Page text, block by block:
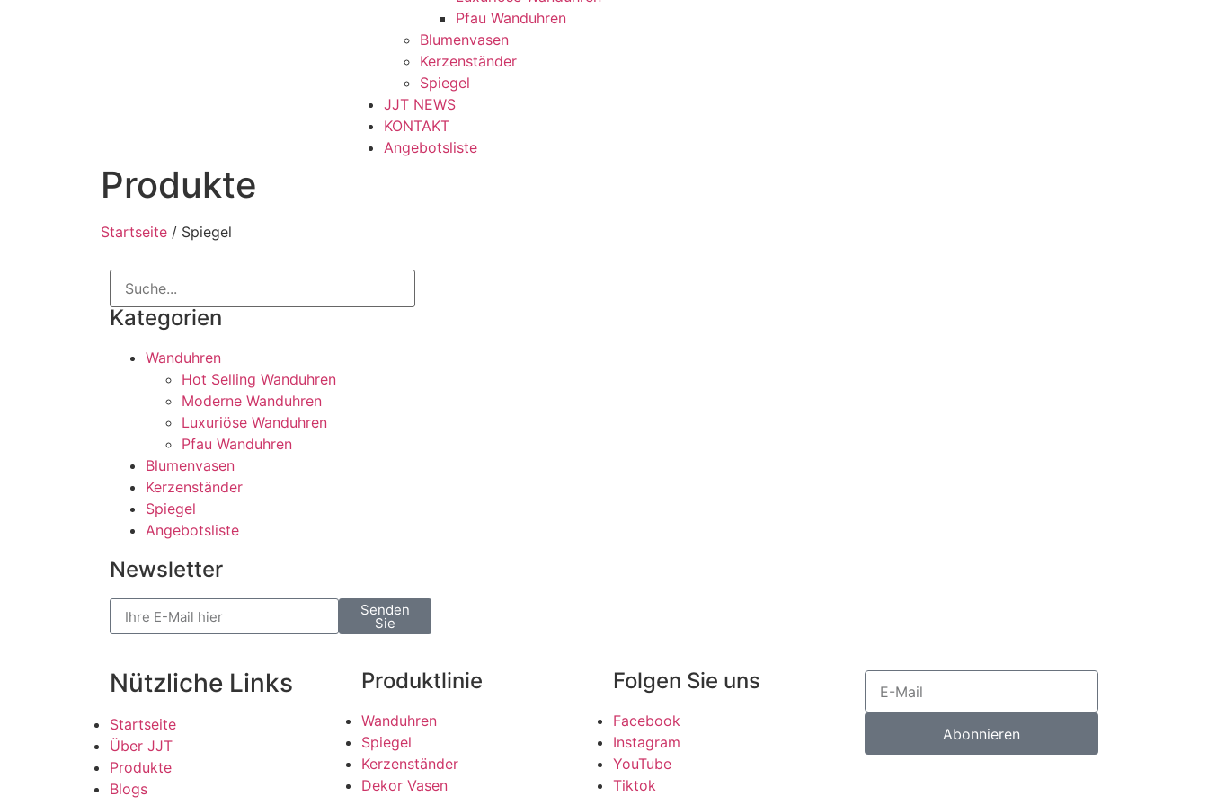
Pfau Wanduhren
Blumenvasen
Kerzenständer
Spiegel
JJT NEWS
KONTAKT
Angebotsliste
Produkte
Startseite / Spiegel
Kategorien
Wanduhren
Hot Selling Wanduhren
Moderne Wanduhren
Luxuriöse Wanduhren
Pfau Wanduhren
Blumenvasen
Kerzenständer
Spiegel
Angebotsliste
Newsletter
Senden
Sie
Nützliche Links
Startseite
Über JJT
Produkte
Blogs
Produktlinie
Wanduhren
Spiegel
Kerzenständer
Dekor Vasen
Folgen Sie uns
Facebook
Instagram
YouTube
Tiktok
Abonnieren